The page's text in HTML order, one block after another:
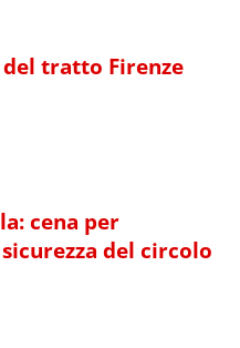
tratto Firenze
cena per
del circolo